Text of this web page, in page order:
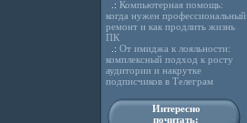
.: Компьютерная помощь:
когда нужен профессиональный
ремонт и как продлить жизнь
ПК
.: От имиджа к лояльности:
комплексный подход к росту
аудитории и накрутке
подписчиков в Телеграм
Интересно
почитать: